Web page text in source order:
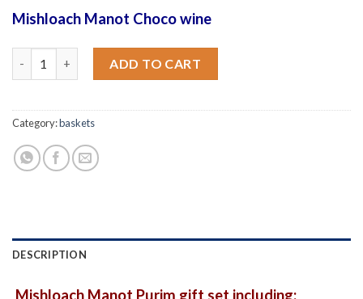
Mishloach Manot Choco wine
ADD TO CART
Category:baskets
DESCRIPTION
Mishloach Manot Purim gift set including: